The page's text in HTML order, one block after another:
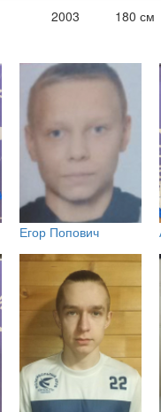
2003 180 см
Егор Попович